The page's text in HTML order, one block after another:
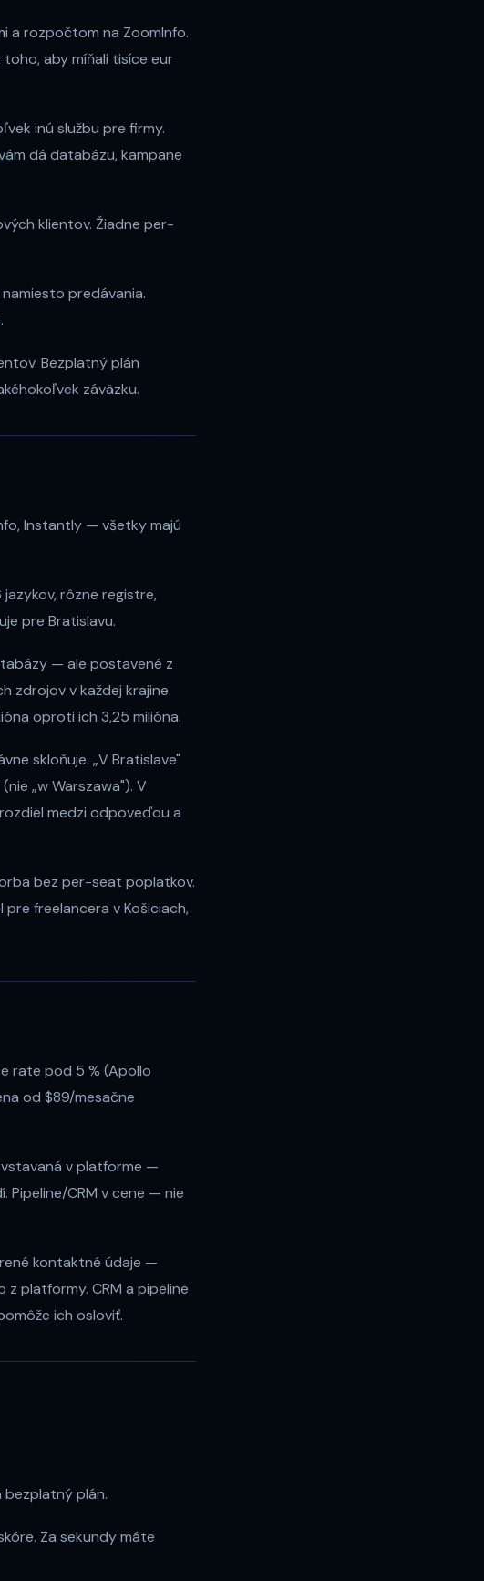
a rozpočtom na ZoomInfo.
aby míňali tisíce eur
inú službu pre firmy.
dá databázu, kampane
klientov. Žiadne per-
predávania.
Bezplatný plán
záväzku.
Instantly — všetky majú
rôzne registre,
pre Bratislavu.
— ale postavené z
zdrojov v každej krajine.
oproti ich 3,25 milióna.
skloňuje. „V Bratislave"
„w Warszawa"). V
medzi odpoveďou a
bez per-seat poplatkov.
pre freelancera v Košiciach,
rate pod 5 % (Apollo
od $89/mesačne
v platforme —
Pipeline/CRM v cene — nie
kontaktné údaje —
z platformy. CRM a pipeline
ich osloviť.
bezplatný plán.
Za sekundy máte